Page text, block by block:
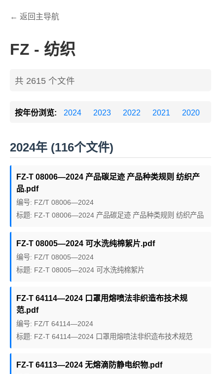
← 返回主导航
FZ - 纺织
共 2615 个文件
按年份浏览: 2024 2023 2022 2021 2020
2024年 (116个文件)
FZ-T 08006—2024 产品碳足迹 产品种类规则 纺织产
品.pdf
编号: FZ/T 08006—2024
标题: FZ-T 08006—2024 产品碳足迹 产品种类规则 纺织产品
FZ-T 08005—2024 可水洗纯棉絮片.pdf
编号: FZ/T 08005—2024
标题: FZ-T 08005—2024 可水洗纯棉絮片
FZ-T 64114—2024 口罩用熔喷法非织造布技术规
范.pdf
编号: FZ/T 64114—2024
标题: FZ-T 64114—2024 口罩用熔喷法非织造布技术规范
FZ-T 64113—2024 无熔滴防静电织物.pdf